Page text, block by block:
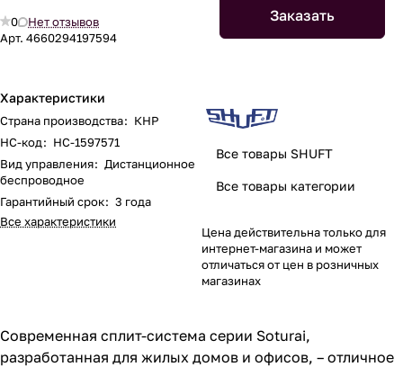
0
Нет отзывов
Арт. 4660294197594
Характеристики
Страна производства: КНР
НС-код: НС-1597571
Вид управления: Дистанционное
беспроводное
Гарантийный срок: 3 года
Все характеристики
Заказать
Все товары SHUFT
Все товары категории
Цена действительна только для
интернет-магазина и может
отличаться от цен в розничных
магазинах
Современная сплит-система серии Soturai,
разработанная для жилых домов и офисов, – отличное